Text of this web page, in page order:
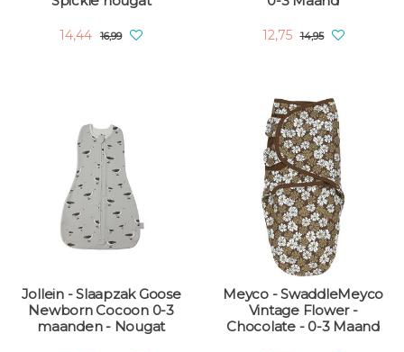
14,44 16,99 12,75 14,95
Jollein - Slaapzak Goose
Newborn Cocoon 0-3
maanden - Nougat
Meyco - SwaddleMeyco
Vintage Flower -
Chocolate - 0-3 Maand